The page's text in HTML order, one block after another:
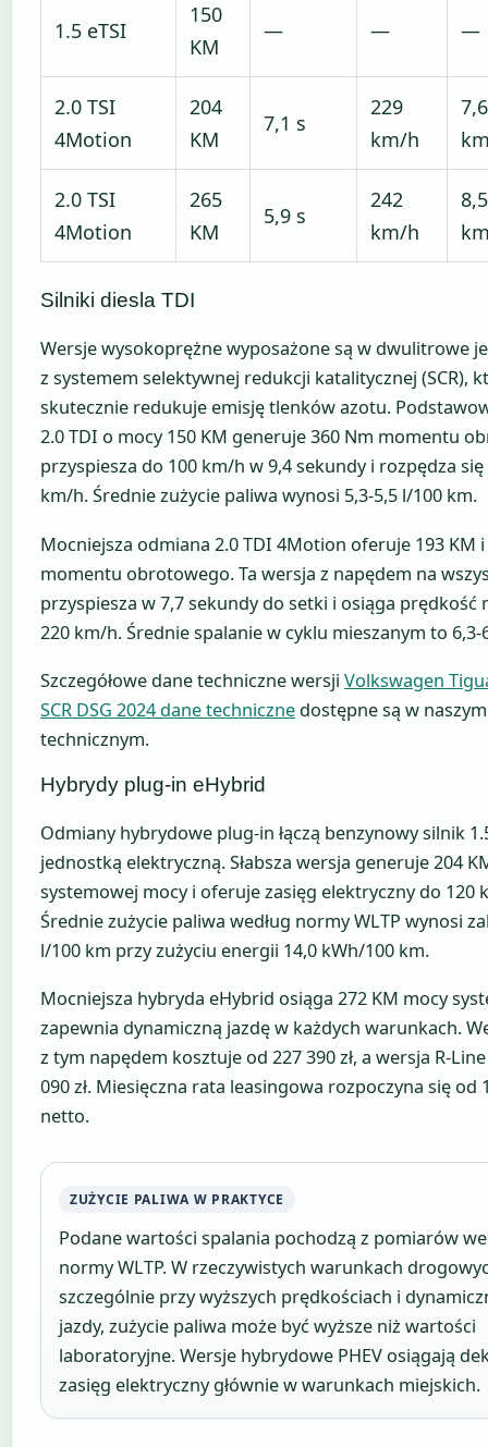
1.5 eTSI
150
KM
— — —
2.0 TSI
4Motion
204
KM
7,1 s
229
km/h
2.0 TSI
4Motion
265
KM
5,9 s
242
km/h
Silniki diesla TDI
Wersje wysokoprężne wyposażone są w dwulitrowe
z systemem selektywnej redukcji katalitycznej (SCR),
skutecznie redukuje emisję tlenków azotu.
2.0 TDI o mocy 150 KM generuje 360 Nm momentu
przyspiesza do 100 km/h w 9,4 sekundy i rozpędza się
km/h. Średnie zużycie paliwa wynosi 5,3-5,5 l/100 km.
Mocniejsza odmiana 2.0 TDI 4Motion oferuje 193 KM
momentu obrotowego. Ta wersja z napędem na
przyspiesza w 7,7 sekundy do setki i osiąga prędkość
220 km/h. Średnie spalanie w cyklu mieszanym to 6,3-
Szczegółowe dane techniczne wersji Volkswagen
SCR DSG 2024 dane techniczne dostępne są w
technicznym.
Hybrydy plug-in eHybrid
Odmiany hybrydowe plug-in łączą benzynowy silnik
jednostką elektryczną. Słabsza wersja generuje 204
systemowej mocy i oferuje zasięg elektryczny do 120
Średnie zużycie paliwa według normy WLTP wynosi
l/100 km przy zużyciu energii 14,0 kWh/100 km.
Mocniejsza hybryda eHybrid osiąga 272 KM mocy
zapewnia dynamiczną jazdę w każdych warunkach.
z tym napędem kosztuje od 227 390 zł, a wersja R-
090 zł. Miesięczna rata leasingowa rozpoczyna się od
netto.
ZUŻYCIE PALIWA W PRAKTYCE
Podane wartości spalania pochodzą z pomiarów
normy WLTP. W rzeczywistych warunkach
szczególnie przy wyższych prędkościach i
jazdy, zużycie paliwa może być wyższe niż wartości
laboratoryjne. Wersje hybrydowe PHEV osiągają
zasięg elektryczny głównie w warunkach miejskich.